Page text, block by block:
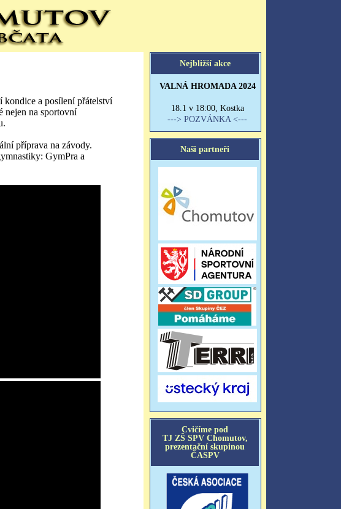
kondice a posílení přátelství
nejen na sportovní
příprava na závody.
GymPra a